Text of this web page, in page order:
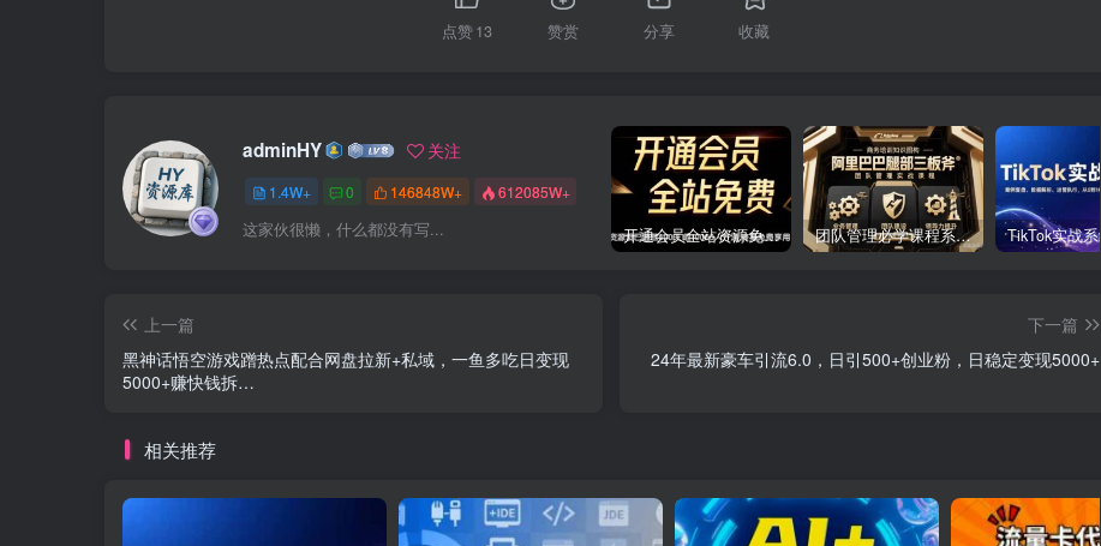
点赞13 赞赏 分享 收藏
adminHY 关注
1.4W+ 0 146848W+ 612085W+
这家伙很懒，什么都没有写... 开通会员全站资源免费下载 开通VIP会员 HY资源库 团队管理必学课程系列，阿里巴巴“腿部三板斧”
上一篇
黑神话悟空游戏蹭热点配合网盘拉新+私域，一鱼多吃日变现
5000+赚快钱拆…
下一篇
24年最新豪车引流6.0，日引500+创业粉，日稳定变现5000+
相关推荐